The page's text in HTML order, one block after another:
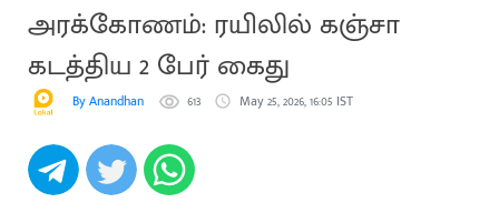
அரக்கோணம்: ரயிலில் கஞ்சா
கடத்திய 2 பேர் கைது
By Anandhan 613 May 25, 2026, 16:05 IST